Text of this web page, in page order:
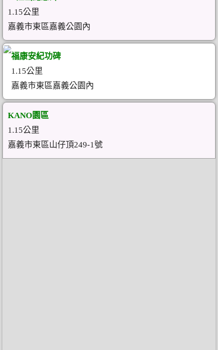
1.15公里
嘉義市東區嘉義公園內
福康安紀功碑
1.15公里
嘉義市東區嘉義公園內
KANO園區
1.15公里
嘉義市東區山仔頂249-1號